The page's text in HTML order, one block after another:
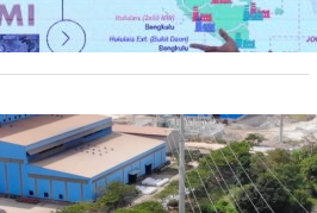
Belum Merata, Pemerintah
Skema DBH